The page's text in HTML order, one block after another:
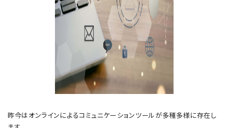
昨今はオンラインによるコミュニケーションツールが多種多様に存在し